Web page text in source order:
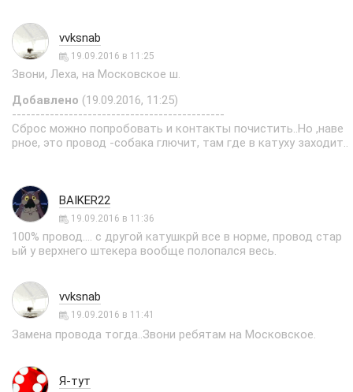
vvksnab
19.09.2016 в 11:25
Звони, Леха, на Московское ш.
Добавлено (19.09.2016, 11:25)
---------------------------------------------
Сброс можно попробовать и контакты почистить..Но ,наве
рное, это провод -собака глючит, там где в катуху заходит..
BAIKER22
19.09.2016 в 11:36
100% провод.... с другой катушкрй все в норме, провод стар
ый у верхнего штекера вообще полопался весь.
vvksnab
19.09.2016 в 11:41
Замена провода тогда..Звони ребятам на Московское.
Я-тут